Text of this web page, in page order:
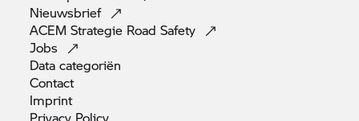
Nieuwsbrief
ACEM Strategie RoadSafety
Jobs
Datacategoriën
Contact
Imprint
Privacy Policy